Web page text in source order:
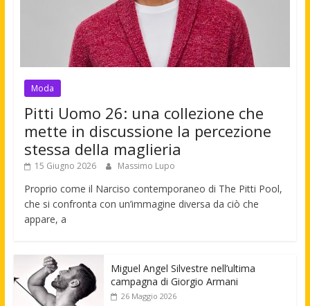
Moda
Pitti Uomo 26: una collezione che
mette in discussione la percezione
stessa della maglieria
15 Giugno 2026 Massimo Lupo
Proprio come il Narciso contemporaneo di The Pitti Pool,
che si confronta con un’immagine diversa da ciò che
appare, a
Miguel Angel Silvestre nell’ultima
campagna di Giorgio Armani
26 Maggio 2026